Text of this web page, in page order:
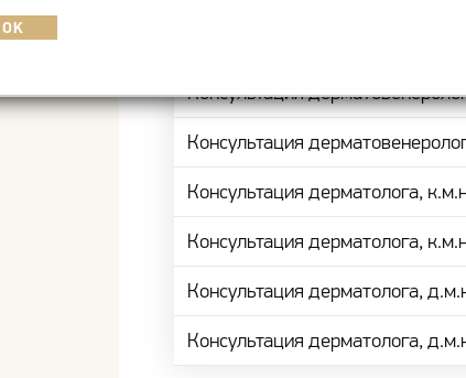
Консультация
Консультация
Консультация дерматолога,
Консультация дерматолога,
Консультация дерматолога,
Консультация дерматолога,
OK